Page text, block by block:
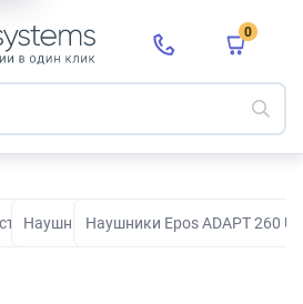
0
для рабочих мест, офиса и дома
НаушникиНаушники Epos ADAPT 260